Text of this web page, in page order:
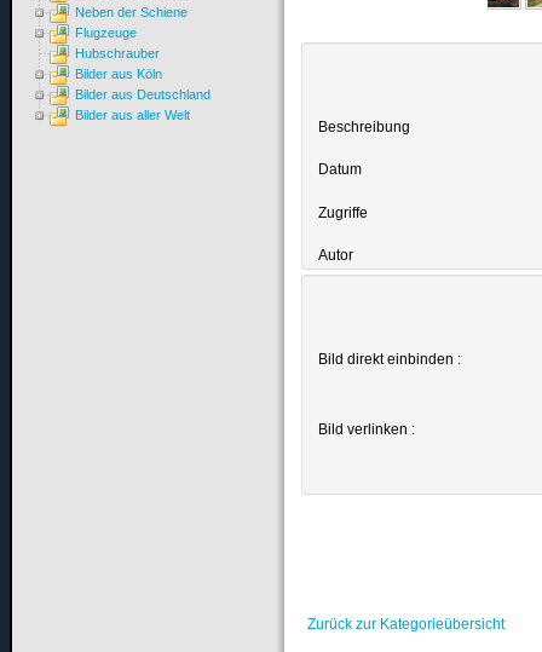
Beschreibung
Datum
Zugriffe
Autor
Bild direkt einbinden :
Bild verlinken :
Zurück zur Kategorieübersicht
Neben der Schiene
Flugzeuge
Hubschrauber
Bilder aus Köln
Bilder aus Deutschland
Bilder aus aller Welt